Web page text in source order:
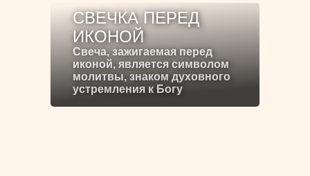
СВЕЧКА ПЕРЕД
ИКОНОЙ
Свеча, зажигаемая перед
иконой, является символом
молитвы, знаком духовного
устремления к Богу